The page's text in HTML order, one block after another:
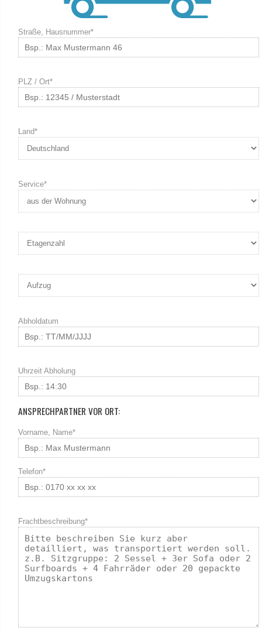
Straße, Hausnummer*
PLZ / Ort*
Land*
Service*
Abholdatum
Uhrzeit Abholung
ANSPRECHPARTNER VOR ORT:
Vorname, Name*
Telefon*
Frachtbeschreibung*